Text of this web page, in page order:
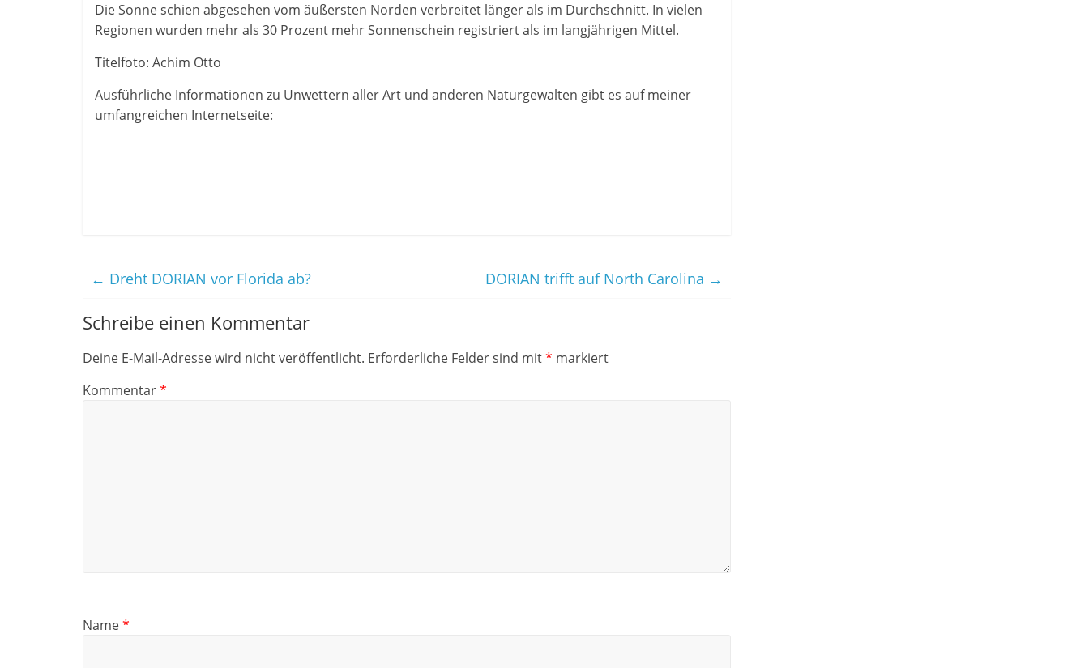
Die Sonne schien abgesehen vom äußersten Norden verbreitet länger als im Durchschnitt. In vielen
Regionen wurden mehr als 30 Prozent mehr Sonnenschein registriert als im langjährigen Mittel.
Titelfoto: Achim Otto
Ausführliche Informationen zu Unwettern aller Art und anderen Naturgewalten gibt es auf meiner
umfangreichen Internetseite:
← Dreht DORIAN vor Florida ab? DORIAN trifft auf North Carolina →
Schreibe einen Kommentar
Deine E-Mail-Adresse wird nicht veröffentlicht. Erforderliche Felder sind mit* markiert
Kommentar*
Name*